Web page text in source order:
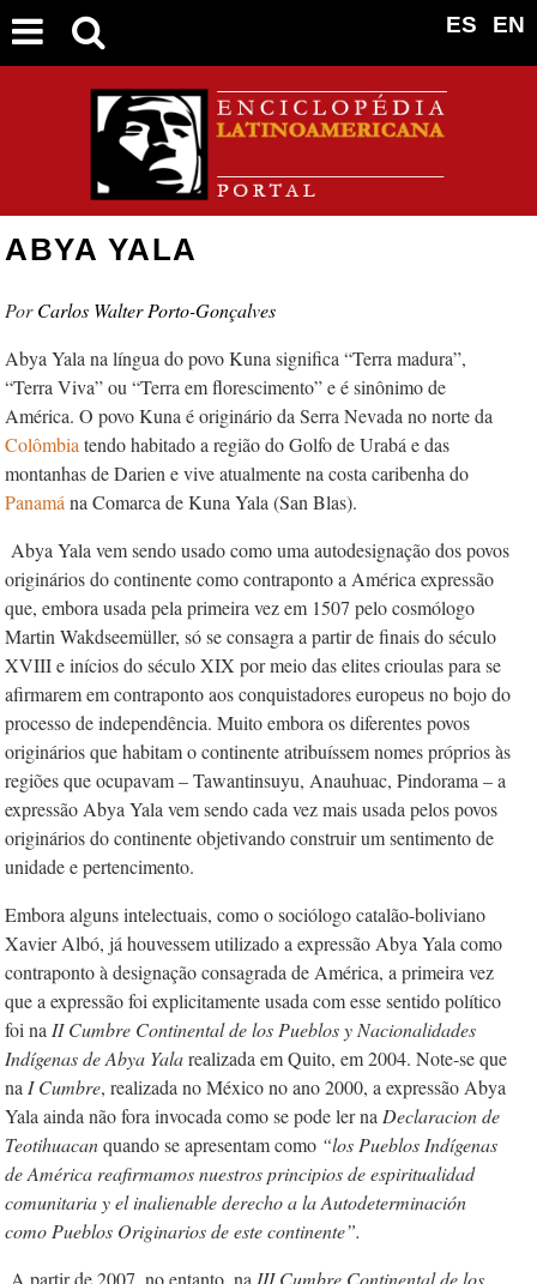
EN
ES
ABYA YALA
Carlos Walter Porto-Gonçalves
Abya Yala na língua do povo Kuna significa “Terra madura”,
“Terra Viva” ou “Terra em florescimento” e é sinônimo de
América. O povo Kuna é originário da Serra Nevada no norte da
Colômbia tendo habitado a região do Golfo de Urabá e das
montanhas de Darien e vive atualmente na costa caribenha do
Panamá na Comarca de Kuna Yala (San Blas).
Abya Yala vem sendo usado como uma autodesignação dos povos
originários do continente como contraponto a América expressão
que, embora usada pela primeira vez em 1507 pelo cosmólogo
Martin Wakdseemüller, só se consagra a partir de finais do século
XVIII e inícios do século XIX por meio das elites crioulas para se
afirmarem em contraponto aos conquistadores europeus no bojo do
processo de independência. Muito embora os diferentes povos
originários que habitam o continente atribuíssem nomes próprios às
regiões que ocupavam – Tawantinsuyu, Anauhuac, Pindorama – a
expressão Abya Yala vem sendo cada vez mais usada pelos povos
originários do continente objetivando construir um sentimento de
unidade e pertencimento.
Embora alguns intelectuais, como o sociólogo catalão-boliviano
Xavier Albó, já houvessem utilizado a expressão Abya Yala como
contraponto à designação consagrada de América, a primeira vez
que a expressão foi explicitamente usada com esse sentido político
foi na II Cumbre Continental de los Pueblos y Nacionalidades
Indígenas de Abya Yalarealizada em Quito, em 2004. Note-se que
na I Cumbre, realizada no México no ano 2000, a expressão Abya
Yala ainda não fora invocada como se pode ler na Declaracion de
Teotihuacanquando se apresentam como “los Pueblos Indígenas
de América reafirmamos nuestros principios de espiritualidad
comunitaria y el inalienable derecho a la Autodeterminación
como Pueblos Originarios de este continente”.
A partir de 2007, no entanto, na III Cumbre Continental de los